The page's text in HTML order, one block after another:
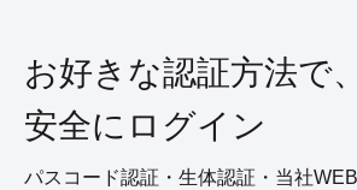
お好きな認証方法で、
安全にログイン
パスコード認証・生体認証・当社